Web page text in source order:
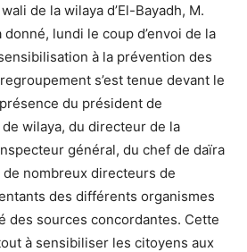
de la wilaya d’El-Bayadh, M.
lundi le coup d’envoi de la
à la prévention des
s’est tenue devant le
du président de
de wilaya, du directeur de la
général, du chef de daïra
de nombreux directeurs de
des différents organismes
des sources concordantes. Cette
à sensibiliser les citoyens aux